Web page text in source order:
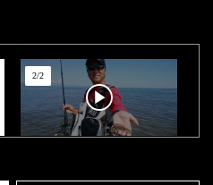
2/2